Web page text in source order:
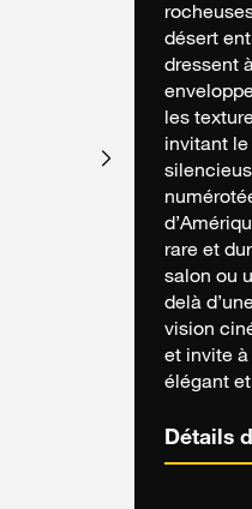
désert
dressent
les
invitant
rare et
salon ou
delà
vision
et invite à
élégant
Détails